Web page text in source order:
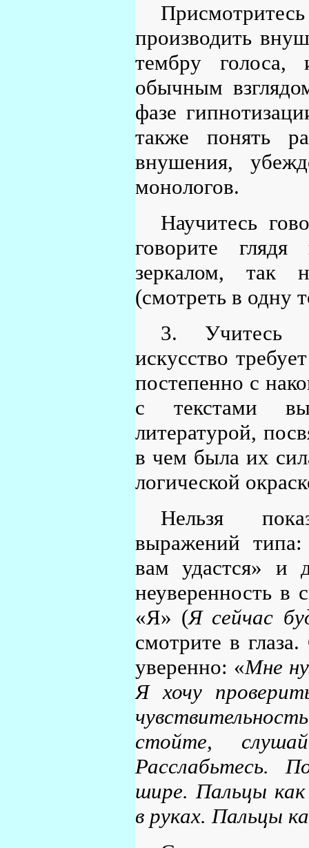
производить
тембру голоса,
обычным
фазе
также понять
внушения,
монологов.
Научитесь
говорите
зеркалом, так
(смотреть в одну
3. Учитесь
искусство
постепенно с
с текстами
литературой,
в чем была их
логической
Нельзя
выражений
вам удастся» и
неуверенность в
«Я» (Я сейчас
смотрите в
уверенно: «Мне
Я хочу
стойте,
Расслабьтесь.
шире. Пальцы
в руках. Пальцы